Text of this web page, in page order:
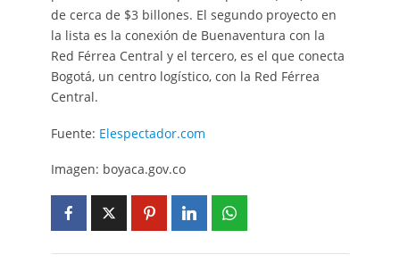
de cerca de $3 billones. El segundo proyecto en
la lista es la conexión de Buenaventura con la
Red Férrea Central y el tercero, es el que conecta
Bogotá, un centro logístico, con la Red Férrea
Central.
Fuente: Elespectador.com
Imagen: boyaca.gov.co